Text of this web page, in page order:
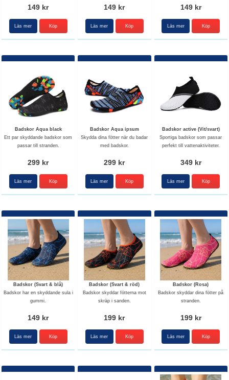
149 kr
Läs mer Köp
149 kr
Läs mer Köp
149 kr
Läs mer Köp
Badskor Aqua black
Ett par skyddande badskor som
passar till stranden.
299 kr
Läs mer Köp
Badskor Aqua ipsum
Skydda dina fötter när du badar
med badskor.
299 kr
Läs mer Köp
Badskor active (Vit/svart)
Sportiga badskor som passar
perfekt till vattenaktiviteter.
349 kr
Läs mer Köp
Badskor (Svart & blå)
Badskor har en skyddande sula i
gummi.
149 kr
Läs mer Köp
Badskor (Svart & röd)
Badskor skyddar fötterna mot
skräp i sanden.
199 kr
Läs mer Köp
Badskor (Rosa)
Badskor skyddar dina fötter på
stranden.
199 kr
Läs mer Köp